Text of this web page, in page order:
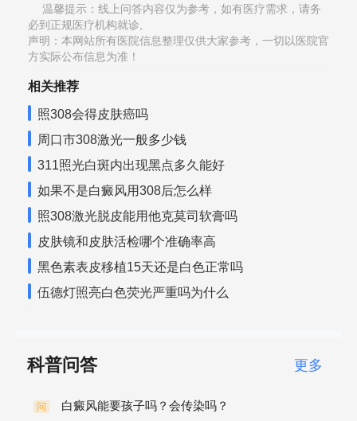
温馨提示：线上问答内容仅为参考，如有医疗需求，请务
必到正规医疗机构就诊,
声明：本网站所有医院信息整理仅供大家参考，一切以医院官
方实际公布信息为准！
相关推荐
照308会得皮肤癌吗
周口市308激光一般多少钱
311照光白斑内出现黑点多久能好
如果不是白癜风用308后怎么样
照308激光脱皮能用他克莫司软膏吗
皮肤镜和皮肤活检哪个准确率高
黑色素表皮移植15天还是白色正常吗
伍德灯照亮白色荧光严重吗为什么
科普问答 更多
问 白癜风能要孩子吗？会传染吗？